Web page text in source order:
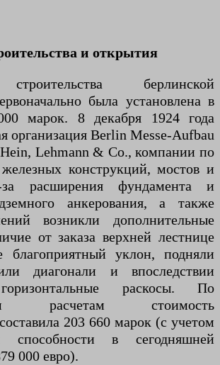
и открытия
берлинской
была установлена ​​в
марок. 8 декабря 1924 года
организация Berlin Messe-Aufbau
Hein, Lehmann & Co., компании по
железных конструкций, мостов и
за расширения фундамента и
анкерования, а также
возникли дополнительные
от заказа верхней лестнице
благоприятный уклон, подняли
диагонали и впоследствии
раскосы. По
расчетам стоимость
203 660 марок (с учетом
способности в сегодняшней
000 евро).